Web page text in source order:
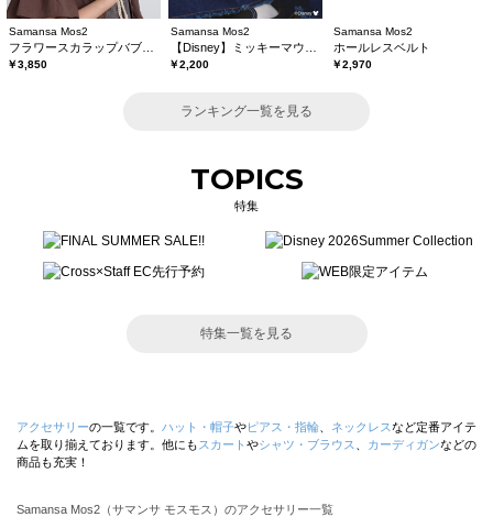
Samansa Mos2
￥3,850
Samansa Mos2
￥2,200
Samansa Mos2
ホールレスベルト
￥2,970
ランキング一覧を見る
TOPICS
特集
特集一覧を見る
アクセサリーの一覧です。 ハット・帽子やピアス・指輪 ネックレスなど定番アイテ
ムを取り揃えております。他にも スカート やシャツ・ブラウス カーディガンなどの
商品も充実！
Samansa Mos2（サマンサ モスモス）のアクセサリー一覧